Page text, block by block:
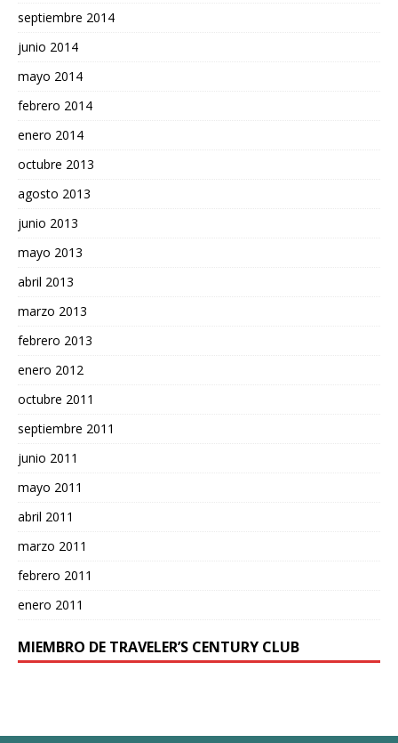
septiembre 2014
junio 2014
mayo 2014
febrero 2014
enero 2014
octubre 2013
agosto 2013
junio 2013
mayo 2013
abril 2013
marzo 2013
febrero 2013
enero 2012
octubre 2011
septiembre 2011
junio 2011
mayo 2011
abril 2011
marzo 2011
febrero 2011
enero 2011
MIEMBRO DE TRAVELER’S CENTURY CLUB